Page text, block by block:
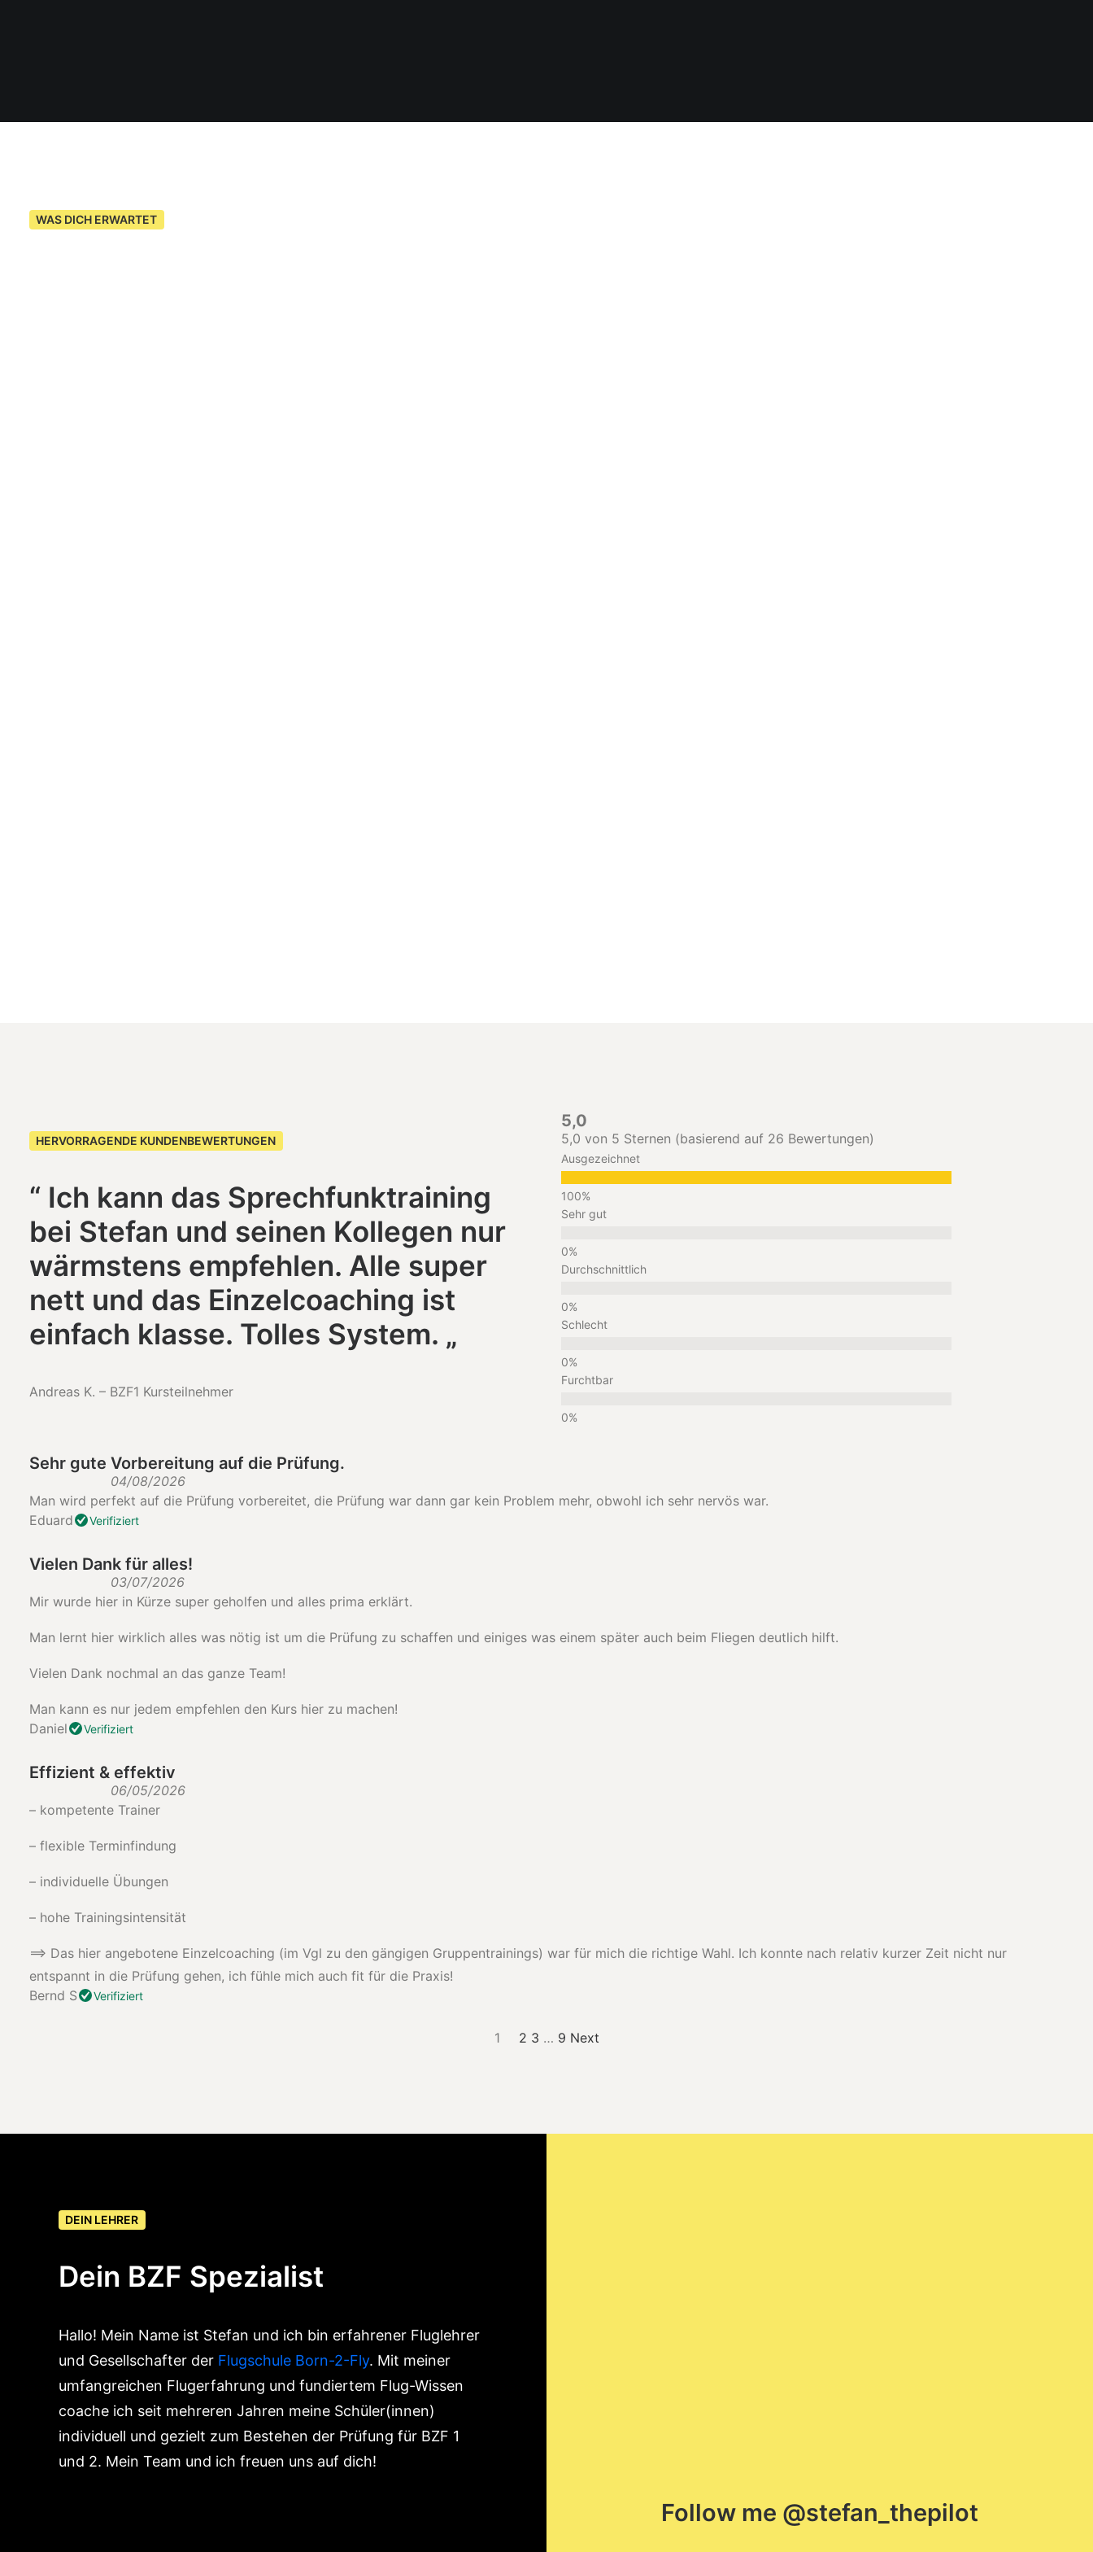
WAS DICH ERWARTET
HERVORRAGENDE KUNDENBEWERTUNGEN
“ Ich kann das Sprechfunktraining
bei Stefan und seinen Kollegen nur
wärmstens empfehlen. Alle super
nett und das Einzelcoaching ist
einfach klasse. Tolles System. „
Andreas K. – BZF1 Kursteilnehmer
5,0
5,0 von 5 Sternen (basierend auf 26 Bewertungen)
Ausgezeichnet
Sehr gut
Durchschnittlich
Schlecht
Furchtbar
Sehr gute Vorbereitung auf die Prüfung.
04/08/2026
Man wird perfekt auf die Prüfung vorbereitet, die Prüfung war dann gar kein Problem mehr, obwohl ich sehr nervös war.
Eduard
Verifiziert
Vielen Dank für alles!
03/07/2026
Mir wurde hier in Kürze super geholfen und alles prima erklärt.
Man lernt hier wirklich alles was nötig ist um die Prüfung zu schaffen und einiges was einem später auch beim Fliegen deutlich hilft.
Vielen Dank nochmal an das ganze Team!
Man kann es nur jedem empfehlen den Kurs hier zu machen!
Daniel
Verifiziert
Effizient & effektiv
06/05/2026
– kompetente Trainer
– flexible Terminfindung
– individuelle Übungen
– hohe Trainingsintensität
==> Das hier angebotene Einzelcoaching (im Vgl zu den gängigen Gruppentrainings) war für mich die richtige Wahl. Ich konnte nach relativ kurzer Zeit nicht nur
entspannt in die Prüfung gehen, ich fühle mich auch fit für die Praxis!
Bernd S
Verifiziert
Seite
1 Seite
2 Seite
3 … Seite
9 Next
DEIN LEHRER
Dein BZF Spezialist
Hallo! Mein Name ist Stefan und ich bin erfahrener Fluglehrer
und Gesellschafter der Flugschule Born-2-Fly. Mit meiner
umfangreichen Flugerfahrung und fundiertem Flug-Wissen
coache ich seit mehreren Jahren meine Schüler(innen)
individuell und gezielt zum Bestehen der Prüfung für BZF 1
und 2. Mein Team und ich freuen uns auf dich!
Follow me @stefan_thepilot